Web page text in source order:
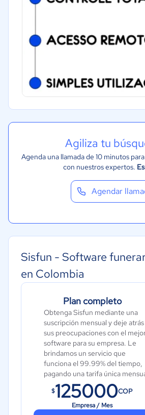
Agiliza tu
Agenda una llamada de 10 minutos
con nuestros expertos.
Agendar
Sisfun - Software
en Colombia
Plan completo
Obtenga Sisfun mediante una
suscripción mensual y deje atrás
sus preocupaciones con el
software para su empresa. Le
brindamos un servicio que
funciona el 99.99% del tiempo,
pagando una tarifa única
por el software, sin tener que
comprar un servidor ni tener que
hacer instalaciones en su
$125000COP
Empresa / Mes